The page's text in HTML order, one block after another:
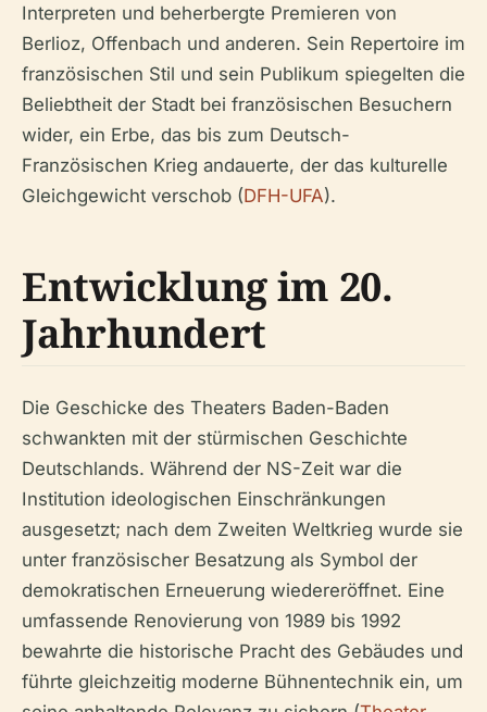
Interpreten und beherbergte Premieren von
Berlioz, Offenbach und anderen. Sein Repertoire im
französischen Stil und sein Publikum spiegelten die
Beliebtheit der Stadt bei französischen Besuchern
wider, ein Erbe, das bis zum Deutsch-
Französischen Krieg andauerte, der das kulturelle
Gleichgewicht verschob (DFH-UFA).
Entwicklung im 20.
Jahrhundert
Die Geschicke des Theaters Baden-Baden
schwankten mit der stürmischen Geschichte
Deutschlands. Während der NS-Zeit war die
Institution ideologischen Einschränkungen
ausgesetzt; nach dem Zweiten Weltkrieg wurde sie
unter französischer Besatzung als Symbol der
demokratischen Erneuerung wiedereröffnet. Eine
umfassende Renovierung von 1989 bis 1992
bewahrte die historische Pracht des Gebäudes und
führte gleichzeitig moderne Bühnentechnik ein, um